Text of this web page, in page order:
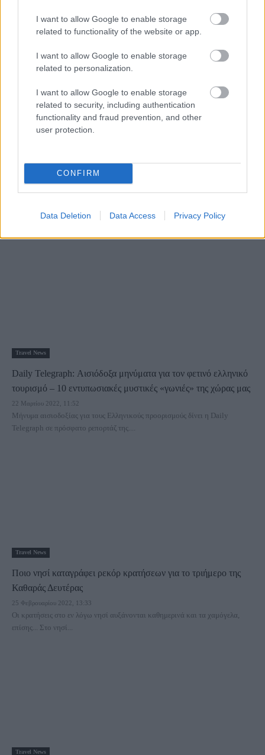
I want to allow Google to enable storage
related to functionality of the website or app.
I want to allow Google to enable storage
related to personalization.
I want to allow Google to enable storage
related to security, including authentication
functionality and fraud prevention, and other
user protection.
CONFIRM
Data Deletion Data Access Privacy Policy
Με δεδομένο ότι η φετινή τουριστική περίοδος – περισσότερο από κάθε άλλη
χρονιά- θα...
Ποιο ελληνικό νησί έχει καταγράψει ρεκόρ ανόδου στις
Συνεχίζει το ράλι ανόδου σε αφίξεις η πανέμορφη Πάρος με τις άκρως
Travel News
Daily Telegraph: Αισιόδοξα μηνύματα για τον φετινό ελληνικό
τουρισμό – 10 εντυπωσιακές μυστικές «γωνιές» της χώρας μας
22 Μαρτίου 2022, 11:52
Μήνυμα αισιοδοξίας για τους Ελληνικούς προορισμούς δίνει η Daily
Telegraph σε πρόσφατο ρεπορτάζ της....
Travel News
Ποιο νησί καταγράφει ρεκόρ κρατήσεων για το τριήμερο της
Καθαράς Δευτέρας
25 Φεβρουαρίου 2022, 13:33
Οι κρατήσεις στο εν λόγω νησί αυξάνονται καθημερινά και τα χαμόγελα,
επίσης... Στο νησί...
Travel News